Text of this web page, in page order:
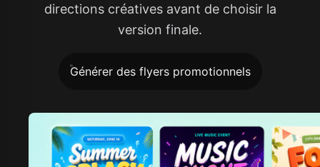
directions créatives avant de choisir la
version finale.
Générer des flyers promotionnels